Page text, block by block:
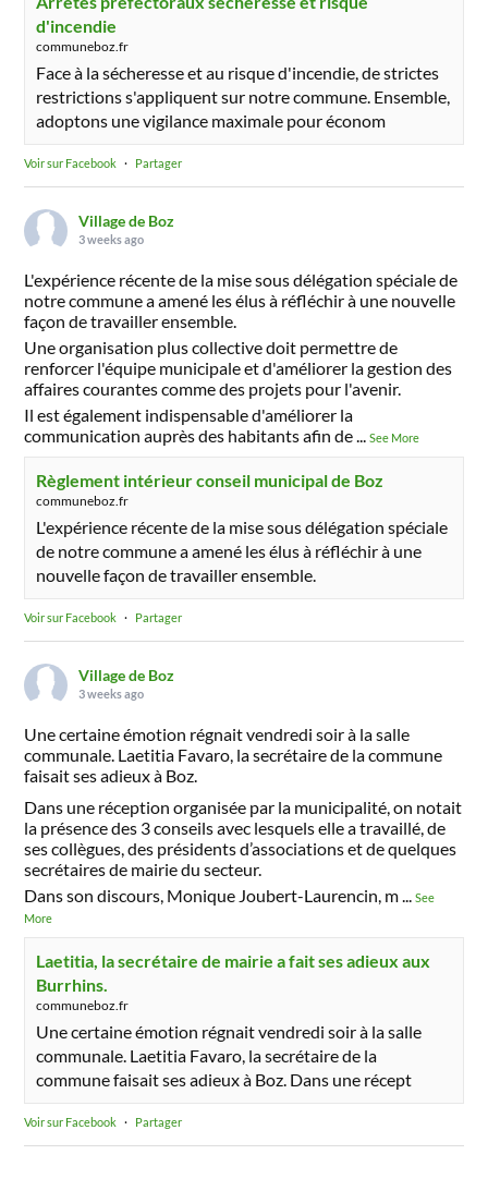
d'incendie
communeboz.fr
Face à la sécheresse et au risque d'incendie, de strictes
restrictions s'appliquent sur notre commune. Ensemble,
adoptons une vigilance maximale pour économ
Voir sur Facebook · Partager
Village de Boz
3 weeks ago
L'expérience récente de la mise sous délégation spéciale de
notre commune a amené les élus à réfléchir à une nouvelle
façon de travailler ensemble.
Une organisation plus collective doit permettre de
renforcer l'équipe municipale et d'améliorer la gestion des
affaires courantes comme des projets pour l'avenir.
Il est également indispensable d'améliorer la
communication auprès des habitants afin de...See More
Règlement intérieur conseil municipal de Boz
communeboz.fr
L'expérience récente de la mise sous délégation spéciale
de notre commune a amené les élus à réfléchir à une
nouvelle façon de travailler ensemble.
Voir sur Facebook · Partager
Village de Boz
3 weeks ago
Une certaine émotion régnait vendredi soir à la salle
communale. Laetitia Favaro, la secrétaire de la commune
faisait ses adieux à Boz.
Dans une réception organisée par la municipalité, on notait
la présence des 3 conseils avec lesquels elle a travaillé, de
ses collègues, des présidents d’associations et de quelques
secrétaires de mairie du secteur.
Dans son discours, Monique Joubert-Laurencin, m...See
More
Laetitia, la secrétaire de mairie a fait ses adieux aux
Burrhins.
communeboz.fr
Une certaine émotion régnait vendredi soir à la salle
communale. Laetitia Favaro, la secrétaire de la
commune faisait ses adieux à Boz. Dans une récept
Voir sur Facebook · Partager